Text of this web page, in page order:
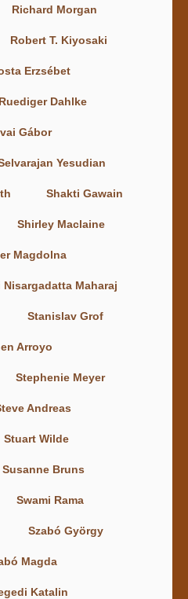
Richard Morgan
Robert T. Kiyosaki
Erzsébet
Ruediger Dahlke
Gábor
Yesudian
Shakti Gawain
Shirley Maclaine
Magdolna
Nisargadatta Maharaj
Stanislav Grof
Arroyo
Stephenie Meyer
Andreas
Stuart Wilde
Susanne Bruns
Swami Rama
Szabó György
Magda
Katalin